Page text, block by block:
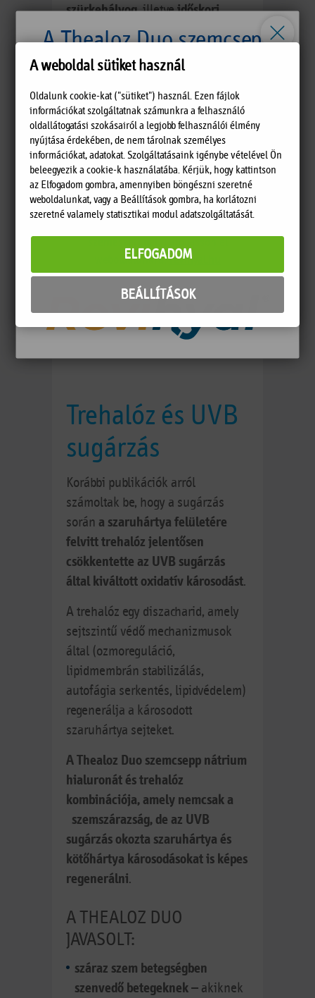
szürkehályog, illetveidőskori
makula degeneráció
rosszindulatú elváltozásai is.
UVB sugárzás
elleni védelem
Az UVB sugárzás elleni védelem
legfőbb eszköze a napszemüveg,
amely megfelelő UV
szűrőfelületének köszönhetően a
sugárzás 100 %-át kiszűri.
Kiemelten javasolt a regenerálódó
szemet lézeres szeműtét után
Trehalóz és UVB
sugárzás
Korábbi publikációk arról
számoltak be, hogy a sugárzás
során a szaruhártya felületére
felvitt trehalóz jelentősen
csökkentette az UVB sugárzás
által kiváltott oxidatív károsodást.
A trehalóz egy diszacharid, amely
sejtszintű védő mechanizmusok
által (ozmoreguláció,
lipidmembrán stabilizálás,
autofágia serkentés, lipidvédelem)
regenerálja a károsodott
szaruhártya sejteket.
A Thealoz Duo szemcsepp nátrium
hialuronát és trehalóz
kombinációja, amely nemcsak a
szemszárazság, de az UVB
sugárzás okozta szaruhártya és
kötőhártya károsodásokat is képes
regenerálni.
A THEALOZ DUO
JAVASOLT:
száraz szem betegségben
szenvedő betegeknek– akiknek
A weboldal sütiket használ
Oldalunk cookie-kat ("sütiket") használ. Ezen fájlok
információkat szolgáltatnak számunkra a felhasználó
oldallátogatási szokásairól a legjobb felhasználói élmény
nyújtása érdekében, de nem tárolnak személyes
információkat, adatokat. Szolgáltatásaink igénybe vételével Ön
beleegyezik a cookie-k használatába. Kérjük, hogy kattintson
az Elfogadom gombra, amennyiben böngészni szeretné
weboldalunkat, vagy a Beállítások gombra, ha korlátozni
szeretné valamely statisztikai modul adatszolgáltatását.
ELFOGADOM
BEÁLLÍTÁSOK
A Thealoz Duo szemcsepp
magyarországi forgalmazása
hamarosan megszűnik,
a készítmény már csak a készlet erejéig érhető el.
Amennyiben Ön a Thealoz Duo szemcseppünket
használta eddig, szeretnénk Önnek egy minden
szempontból kedvező megoldást javasolni.
A Sager Pharma forgalmazásában új, innovatív
összetétellel megjelent a
Revihyal hipoozmoláris
weboldalunkra:revihyal.hu